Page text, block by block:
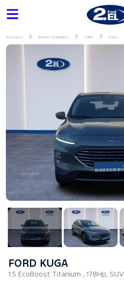
Ana Sayfa İkinci El Otomobiller FORD KUGA
FORD KUGA
1.5 EcoBoost Titanium , 178Hp, SUV